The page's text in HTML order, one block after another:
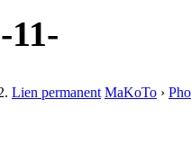
. Lien permanent MaKoTo ›